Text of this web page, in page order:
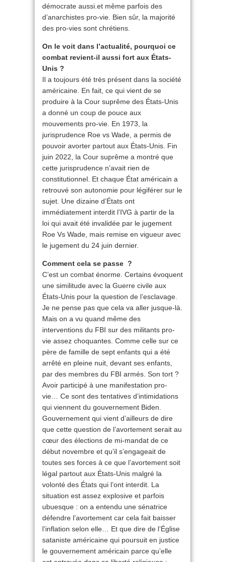
démocrate aussi.et même parfois des
d’anarchistes pro-vie. Bien sûr, la majorité
des pro-vies sont chrétiens.
On le voit dans l’actualité, pourquoi ce
combat revient-il aussi fort aux États-
Unis ?
Il a toujours été très présent dans la société
américaine. En fait, ce qui vient de se
produire à la Cour suprême des États-Unis
a donné un coup de pouce aux
mouvements pro-vie. En 1973, la
jurisprudence Roe vs Wade, a permis de
pouvoir avorter partout aux États-Unis. Fin
juin 2022, la Cour suprême a montré que
cette jurisprudence n’avait rien de
constitutionnel. Et chaque État américain a
retrouvé son autonomie pour légiférer sur le
sujet. Une dizaine d’États ont
immédiatement interdit l’IVG à partir de la
loi qui avait été invalidée par le jugement
Roe Vs Wade, mais remise en vigueur avec
le jugement du 24 juin dernier.
Comment cela se passe ?
C’est un combat énorme. Certains évoquent
une similitude avec la Guerre civile aux
États-Unis pour la question de l’esclavage.
Je ne pense pas que cela va aller jusque-là.
Mais on a vu quand même des
interventions du FBI sur des militants pro-
vie assez choquantes. Comme celle sur ce
père de famille de sept enfants qui a été
arrêté en pleine nuit, devant ses enfants,
par des membres du FBI armés. Son tort ?
Avoir participé à une manifestation pro-
vie… Ce sont des tentatives d’intimidations
qui viennent du gouvernement Biden.
Gouvernement qui vient d’ailleurs de dire
que cette question de l’avortement serait au
cœur des élections de mi-mandat de ce
début novembre et qu’il s’engageait de
toutes ses forces à ce que l’avortement soit
légal partout aux États-Unis malgré la
volonté des États qui l’ont interdit. La
situation est assez explosive et parfois
ubuesque : on a entendu une sénatrice
défendre l’avortement car cela fait baisser
l’inflation selon elle… Et que dire de l’Église
sataniste américaine qui poursuit en justice
le gouvernement américain parce qu’elle